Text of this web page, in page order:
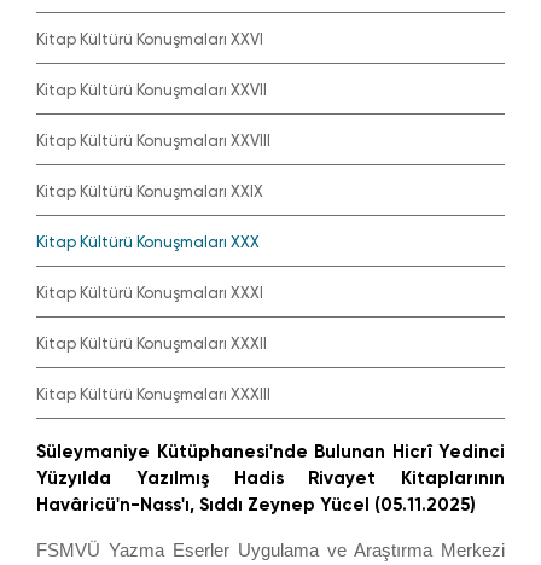
Kitap Kültürü Konuşmaları XXVI
Kitap Kültürü Konuşmaları XXVII
Kitap Kültürü Konuşmaları XXVIII
Kitap Kültürü Konuşmaları XXIX
Kitap Kültürü Konuşmaları XXX
Kitap Kültürü Konuşmaları XXXI
Kitap Kültürü Konuşmaları XXXII
Kitap Kültürü Konuşmaları XXXIII
Süleymaniye Kütüphanesi'nde Bulunan Hicrî Yedinci
Yüzyılda Yazılmış Hadis Rivayet Kitaplarının
Havâricü'n-Nass'ı, Sıddı Zeynep Yücel (05.11.2025)
FSMVÜ Yazma Eserler Uygulama ve Araştırma Merkezi